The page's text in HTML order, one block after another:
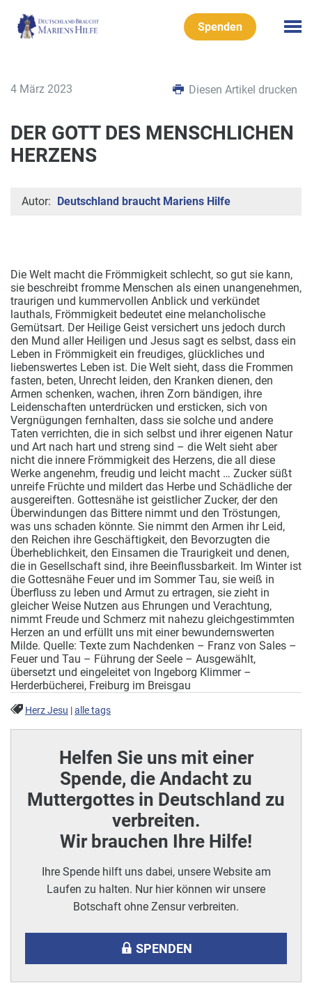
Spenden
4 März 2023 Diesen Artikel drucken
DER GOTT DES MENSCHLICHEN
HERZENS
Autor: Deutschland braucht Mariens Hilfe
Die Welt macht die Frömmigkeit schlecht, so gut sie kann,
sie beschreibt fromme Menschen als einen unangenehmen,
traurigen und kummervollen Anblick und verkündet
lauthals, Frömmigkeit bedeutet eine melancholische
Gemütsart. Der Heilige Geist versichert uns jedoch durch
den Mund aller Heiligen und Jesus sagt es selbst, dass ein
Leben in Frömmigkeit ein freudiges, glückliches und
liebenswertes Leben ist. Die Welt sieht, dass die Frommen
fasten, beten, Unrecht leiden, den Kranken dienen, den
Armen schenken, wachen, ihren Zorn bändigen, ihre
Leidenschaften unterdrücken und ersticken, sich von
Vergnügungen fernhalten, dass sie solche und andere
Taten verrichten, die in sich selbst und ihrer eigenen Natur
und Art nach hart und streng sind – die Welt sieht aber
nicht die innere Frömmigkeit des Herzens, die all diese
Werke angenehm, freudig und leicht macht … Zucker süßt
unreife Früchte und mildert das Herbe und Schädliche der
ausgereiften. Gottesnähe ist geistlicher Zucker, der den
Überwindungen das Bittere nimmt und den Tröstungen,
was uns schaden könnte. Sie nimmt den Armen ihr Leid,
den Reichen ihre Geschäftigkeit, den Bevorzugten die
Überheblichkeit, den Einsamen die Traurigkeit und denen,
die in Gesellschaft sind, ihre Beeinflussbarkeit. Im Winter ist
die Gottesnähe Feuer und im Sommer Tau, sie weiß in
Überfluss zu leben und Armut zu ertragen, sie zieht in
gleicher Weise Nutzen aus Ehrungen und Verachtung,
nimmt Freude und Schmerz mit nahezu gleichgestimmten
Herzen an und erfüllt uns mit einer bewundernswerten
Milde. Quelle: Texte zum Nachdenken – Franz von Sales –
Feuer und Tau – Führung der Seele – Ausgewählt,
übersetzt und eingeleitet von Ingeborg Klimmer –
Herderbücherei, Freiburg im Breisgau
Herz Jesu |alle tags
Helfen Sie uns mit einer
Spende, die Andacht zu
Muttergottes in Deutschland zu
verbreiten.
Wir brauchen Ihre Hilfe!
Ihre Spende hilft uns dabei, unsere Website am
Laufen zu halten. Nur hier können wir unsere
Botschaft ohne Zensur verbreiten.
SPENDEN